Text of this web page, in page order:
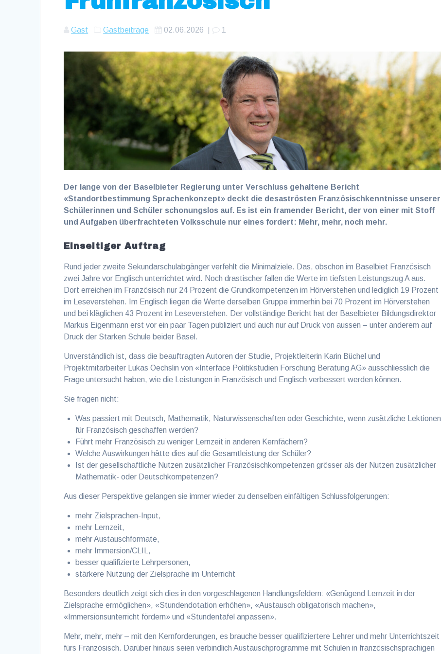
Gast Gastbeiträge 02.06.2026 | 1
Der lange von der Baselbieter Regierung unter Verschluss gehaltene Bericht
«Standortbestimmung Sprachenkonzept» deckt die desaströsten Französischkenntnisse unserer
Schülerinnen und Schüler schonungslos auf. Es ist ein framender Bericht, der von einer mit Stoff
und Aufgaben überfrachteten Volksschule nur eines fordert: Mehr, mehr, noch mehr.
Einseitiger Auftrag
Rund jeder zweite Sekundarschulabgänger verfehlt die Minimalziele. Das, obschon im Baselbiet Französisch
zwei Jahre vor Englisch unterrichtet wird. Noch drastischer fallen die Werte im tiefsten Leistungszug A aus.
Dort erreichen im Französisch nur 24 Prozent die Grundkompetenzen im Hörverstehen und lediglich 19 Prozent
im Leseverstehen. Im Englisch liegen die Werte derselben Gruppe immerhin bei 70 Prozent im Hörverstehen
und bei kläglichen 43 Prozent im Leseverstehen. Der vollständige Bericht hat der Baselbieter Bildungsdirektor
Markus Eigenmann erst vor ein paar Tagen publiziert und auch nur auf Druck von aussen – unter anderem auf
Druck der Starken Schule beider Basel.
Unverständlich ist, dass die beauftragten Autoren der Studie, Projektleiterin Karin Büchel und
Projektmitarbeiter Lukas Oechslin von «Interface Politikstudien Forschung Beratung AG» ausschliesslich die
Frage untersucht haben, wie die Leistungen in Französisch und Englisch verbessert werden können.
Sie fragen nicht:
Was passiert mit Deutsch, Mathematik, Naturwissenschaften oder Geschichte, wenn zusätzliche Lektionen
für Französisch geschaffen werden?
Führt mehr Französisch zu weniger Lernzeit in anderen Kernfächern?
Welche Auswirkungen hätte dies auf die Gesamtleistung der Schüler?
Ist der gesellschaftliche Nutzen zusätzlicher Französischkompetenzen grösser als der Nutzen zusätzlicher
Mathematik- oder Deutschkompetenzen?
Aus dieser Perspektive gelangen sie immer wieder zu denselben einfältigen Schlussfolgerungen:
mehr Zielsprachen-Input,
mehr Lernzeit,
mehr Austauschformate,
mehr Immersion/CLIL,
besser qualifizierte Lehrpersonen,
stärkere Nutzung der Zielsprache im Unterricht
Besonders deutlich zeigt sich dies in den vorgeschlagenen Handlungsfeldern: «Genügend Lernzeit in der
Zielsprache ermöglichen», «Stundendotation erhöhen», «Austausch obligatorisch machen»,
«Immersionsunterricht fördern» und «Stundentafel anpassen».
Mehr, mehr, mehr – mit den Kernforderungen, es brauche besser qualifiziertere Lehrer und mehr Unterrichtszeit
fürs Französisch. Darüber hinaus seien verbindlich Austauschprogramme mit Schulen in französischsprachigen